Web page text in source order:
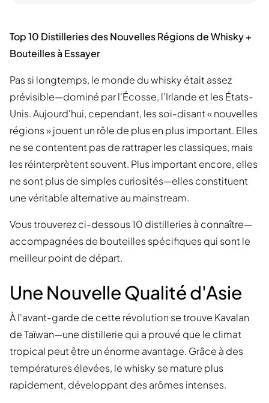
Top 10 Distilleries des Nouvelles Régions de Whisky +
Bouteilles à Essayer
Pas si longtemps, le monde du whisky était assez
prévisible—dominé par l'Écosse, l'Irlande et les États-
Unis. Aujourd'hui, cependant, les soi-disant « nouvelles
régions » jouent un rôle de plus en plus important. Elles
ne se contentent pas de rattraper les classiques, mais
les réinterprètent souvent. Plus important encore, elles
ne sont plus de simples curiosités—elles constituent
une véritable alternative au mainstream.
Vous trouverez ci-dessous 10 distilleries à connaître—
accompagnées de bouteilles spécifiques qui sont le
meilleur point de départ.
Une Nouvelle Qualité d'Asie
À l'avant-garde de cette révolution se trouve Kavalan
de Taïwan—une distillerie qui a prouvé que le climat
tropical peut être un énorme avantage. Grâce à des
températures élevées, le whisky se mature plus
rapidement, développant des arômes intenses.